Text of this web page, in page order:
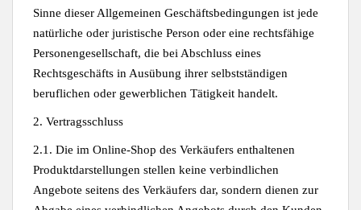
Sinne dieser Allgemeinen Geschäftsbedingungen ist jede
natürliche oder juristische Person oder eine rechtsfähige
Personengesellschaft, die bei Abschluss eines
Rechtsgeschäfts in Ausübung ihrer selbstständigen
beruflichen oder gewerblichen Tätigkeit handelt.
2. Vertragsschluss
2.1. Die im Online-Shop des Verkäufers enthaltenen
Produktdarstellungen stellen keine verbindlichen
Angebote seitens des Verkäufers dar, sondern dienen zur